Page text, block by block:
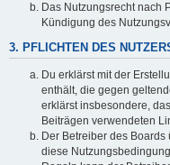
Das Nutzungsrecht nach
Kündigung des
3. PFLICHTEN DES
Du erklärst mit der
enthält, die gegen
erklärst insbesondere,
Beiträgen verwendeten
Der Betreiber des Boards
diese